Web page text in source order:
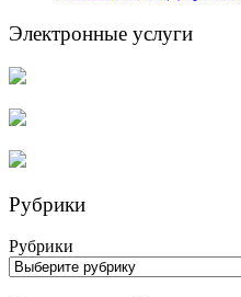
Электронные услуги
Рубрики
Рубрики